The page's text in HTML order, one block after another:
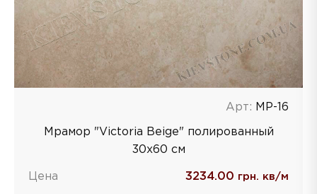
Арт: MP-16
Мрамор "Victoria Beige" полированный
30x60 см
Цена 3234.00 грн. кв/м